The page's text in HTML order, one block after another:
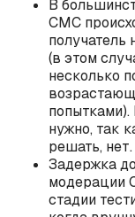
В
СМС
получатель
(в этом
несколько
попытками).
нужно, так
решать, нет.
Задержка
модерации
стадии